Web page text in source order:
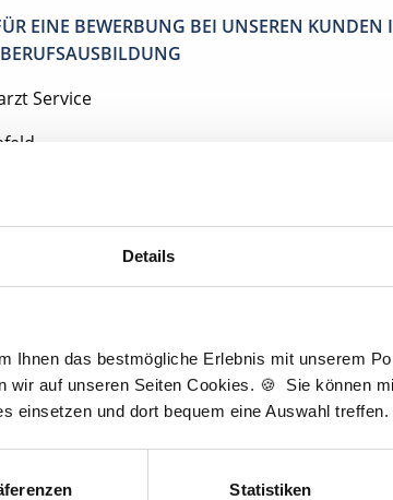
Details
Ihnen das bestmögliche Erlebnis mit unserem
wir auf unseren Seiten Cookies. 🍪 Sie können
einsetzen und dort bequem eine Auswahl treffen.
Statistiken
EINE BEWERBUNG BEI UNSEREN KUNDEN
Service
kostenlos Details anfragen
sich 5 Besucher fürStellenangebote als
Fachassistenz.